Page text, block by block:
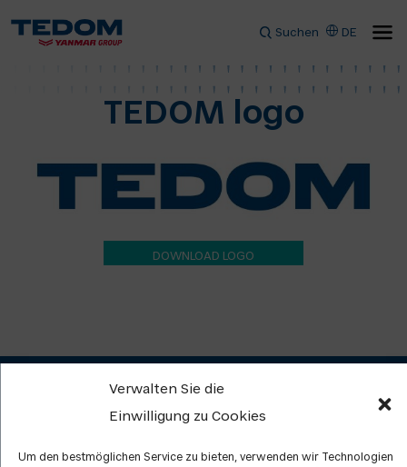
Verwalten Sie die
Einwilligung zu Cookies
Um den bestmöglichen Service zu bieten, verwenden wir Technologien
Suchen DE
TEDOM logo
DOWNLOAD LOGO